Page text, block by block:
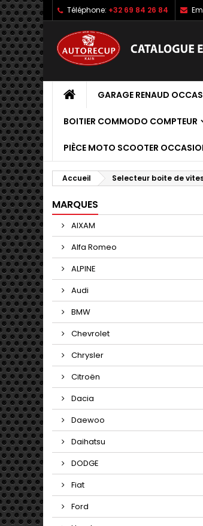
Téléphone: +32 69 84 26 84
GARAGE RENAUD
BOITIER COMMODO COMPTEUR
PIÈCE MOTO SCOOTER
Accueil Selecteur boite de
MARQUES
AIXAM
Alfa Romeo
ALPINE
Audi
BMW
Chevrolet
Chrysler
Citroën
Dacia
Daewoo
Daihatsu
DODGE
Fiat
Ford